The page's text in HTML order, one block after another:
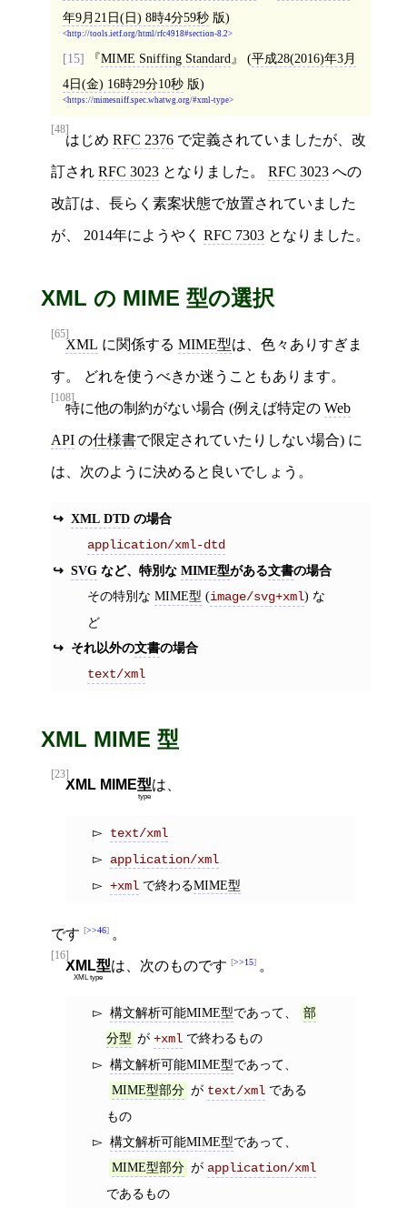
年9月21日(日) 8時4分59秒版)
http://tools.ietf.org/html/rfc4918#section-8.2
[15] MIME Sniffing Standard (平成28(2016)年3月
4日(金) 16時29分10秒版)
https://mimesniff.spec.whatwg.org/#xml-type
[48]
はじめ RFC 2376 で定義されていましたが、改
訂され RFC 3023 となりました。 RFC 3023 への
改訂は、長らく素案状態で放置されていました
が、 2014年にようやく RFC 7303 となりました。
XML の MIME 型の選択
[65]
XML に関係する MIME型は、色々ありすぎま
す。 どれを使うべきか迷うこともあります。
[108]
特に他の制約がない場合 (例えば特定の Web
API の仕様書で限定されていたりしない場合) に
は、次のように決めると良いでしょう。
XML DTDの場合
application/xml-dtd
SVGなど、特別な MIME型がある文書の場合
その特別な MIME型 (image/svg+xml) な
ど
それ以外の文書の場合
text/xml
XML MIME 型
[23]
XML MIME型
type
は、
text/xml
application/xml
+xml で終わるMIME型
です >>46 。
[16]
XML型
XML type
は、次のものです >>15 。
構文解析可能MIME型であって、
部
分型 が+xml で終わるもの
構文解析可能MIME型であって、
MIME型部分 が text/xmlである
もの
構文解析可能MIME型であって、
MIME型部分 が application/xml
であるもの